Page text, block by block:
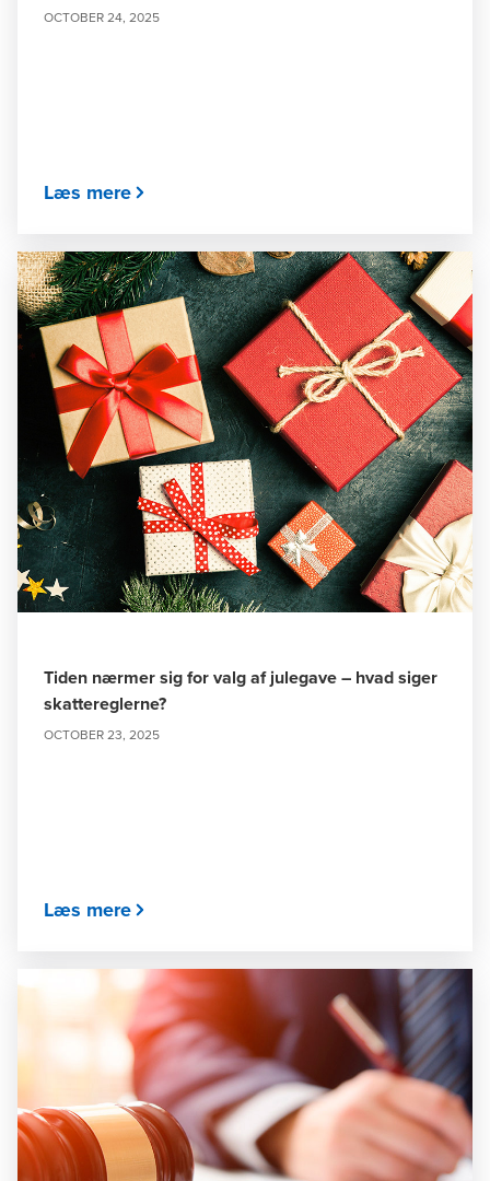
OCTOBER 24, 2025
Læs mere
Tiden nærmer sig for valg af julegave – hvad siger
skattereglerne?
OCTOBER 23, 2025
Læs mere